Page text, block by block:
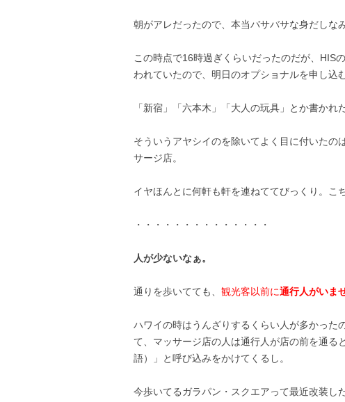
朝がアレだったので、本当バサバサな身だしな
この時点で16時過ぎくらいだったのだが、HIS
われていたので、明日のオプショナルを申し込
「新宿」「六本木」「大人の玩具」とか書かれ
そういうアヤシイのを除いてよく目に付いたの
サージ店。
イヤほんとに何軒も軒を連ねててびっくり。こ
・・・・・・・・・・・・・・
人が少ないなぁ。
通りを歩いてても、 観光客以前に通行人がいま
ハワイの時はうんざりするくらい人が多かった
て、マッサージ店の人は通行人が店の前を通る
語）」と呼び込みをかけてくるし。
今歩いてるガラパン・スクエアって最近改装し